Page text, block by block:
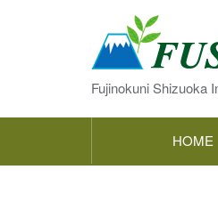
Fujinokuni Shizuoka
HOME